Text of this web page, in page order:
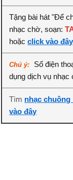
Tặng bài hát "Để
nhạc chờ, soạn:
hoặcclick vào đây
Chú ý:
Số điện
dụng dịch vụ nhạc
Tìm nhạc chuông
vào đây